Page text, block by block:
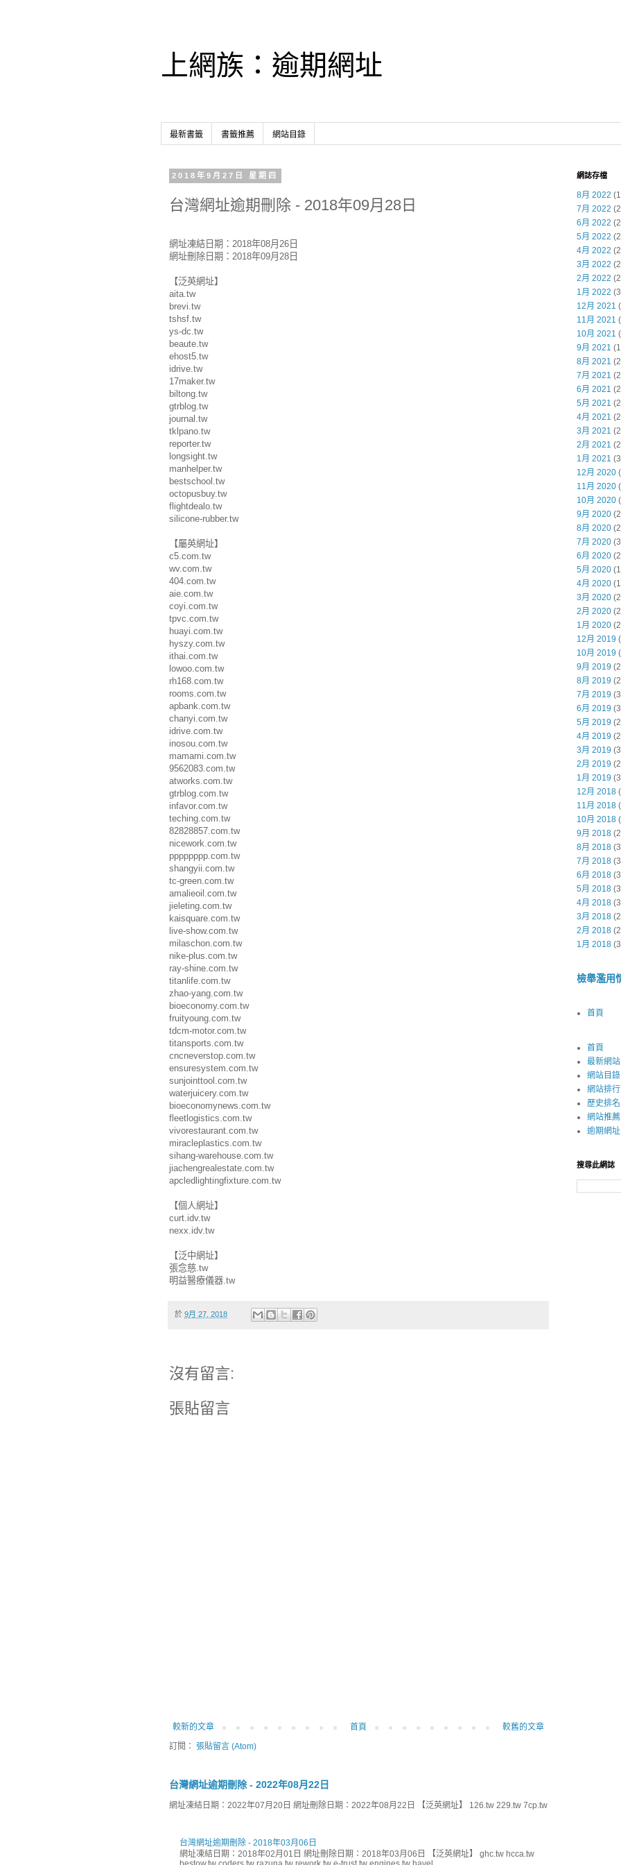
上網族：逾期網址
最新書籤 書籤推薦 網站目錄
2018年9月27日 星期四
台灣網址逾期刪除 - 2018年09月28日
網址凍結日期：2018年08月26日
網址刪除日期：2018年09月28日
【泛英網址】
aita.tw
brevi.tw
tshsf.tw
ys-dc.tw
beaute.tw
ehost5.tw
idrive.tw
17maker.tw
biltong.tw
gtrblog.tw
journal.tw
tklpano.tw
reporter.tw
longsight.tw
manhelper.tw
bestschool.tw
octopusbuy.tw
flightdealo.tw
silicone-rubber.tw
【屬英網址】
c5.com.tw
wv.com.tw
404.com.tw
aie.com.tw
coyi.com.tw
tpvc.com.tw
huayi.com.tw
hyszy.com.tw
ithai.com.tw
lowoo.com.tw
rh168.com.tw
rooms.com.tw
apbank.com.tw
chanyi.com.tw
idrive.com.tw
inosou.com.tw
mamami.com.tw
9562083.com.tw
atworks.com.tw
gtrblog.com.tw
infavor.com.tw
teching.com.tw
82828857.com.tw
nicework.com.tw
pppppppp.com.tw
shangyii.com.tw
tc-green.com.tw
amalieoil.com.tw
jieleting.com.tw
kaisquare.com.tw
live-show.com.tw
milaschon.com.tw
nike-plus.com.tw
ray-shine.com.tw
titanlife.com.tw
zhao-yang.com.tw
bioeconomy.com.tw
fruityoung.com.tw
tdcm-motor.com.tw
titansports.com.tw
cncneverstop.com.tw
ensuresystem.com.tw
sunjointtool.com.tw
waterjuicery.com.tw
bioeconomynews.com.tw
fleetlogistics.com.tw
vivorestaurant.com.tw
miracleplastics.com.tw
sihang-warehouse.com.tw
jiachengrealestate.com.tw
apcledlightingfixture.com.tw
【個人網址】
curt.idv.tw
nexx.idv.tw
【泛中網址】
張念慈.tw
明益醫療儀器.tw
於 9月 27, 2018
沒有留言:
張貼留言
較新的文章 較舊的文章
首頁
訂閱： 張貼留言 (Atom)
台灣網址逾期刪除 - 2022年08月22日
網址凍結日期：2022年07月20日 網址刪除日期：2022年08月22日 【泛英網址】 126.tw 229.tw 7cp.tw
台灣網址逾期刪除 - 2018年03月06日
網址凍結日期：2018年02月01日 網址刪除日期：2018年03月06日 【泛英網址】 ghc.tw hcca.tw
網誌存檔
8月 2022
7月 2022
6月 2022
5月 2022
4月 2022
3月 2022
2月 2022
1月 2022
12月 2021
11月 2021
10月 2021
9月 2021
8月 2021
7月 2021
6月 2021
5月 2021
4月 2021
3月 2021
2月 2021
1月 2021
12月 2020
11月 2020
10月 2020
9月 2020
8月 2020
7月 2020
6月 2020
5月 2020
4月 2020
3月 2020
2月 2020
1月 2020
12月 2019
10月 2019
9月 2019
8月 2019
7月 2019
6月 2019
5月 2019
4月 2019
3月 2019
2月 2019
1月 2019
12月 2018
11月 2018
10月 2018
9月 2018
8月 2018
7月 2018
6月 2018
5月 2018
4月 2018
3月 2018
2月 2018
1月 2018
檢舉濫用
首頁
首頁
最新網站
網站目錄
網站排行
歷史排名
網站推薦
逾期網址
搜尋此網誌